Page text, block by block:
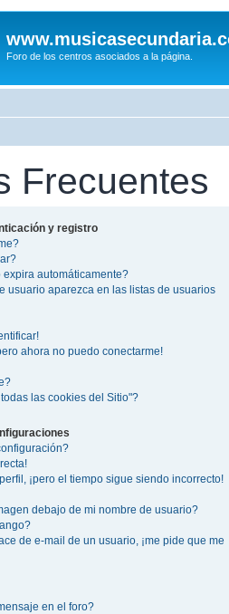
Foro de los centros asociados a la página.
Frecuentes
y registro
automáticamente?
usuario aparezca en las listas de usuarios
ahora no puedo conectarme!
las cookies del Sitio"?
¡pero el tiempo sigue siendo incorrecto!
debajo de mi nombre de usuario?
de e-mail de un usuario, ¡me pide que me
en el foro?